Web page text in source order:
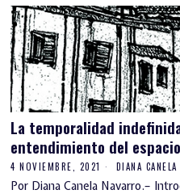
La temporalidad
entendimiento del espacio
4 NOVIEMBRE, 2021 DIANA CANELA
Por Diana Canela Navarro.–